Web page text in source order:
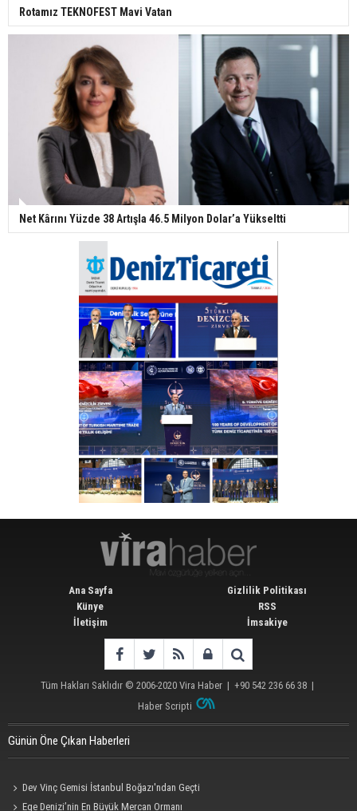
Rotamız TEKNOFEST Mavi Vatan
Net Kârını Yüzde 38 Artışla 46.5 Milyon Dolar’a Yükseltti
Ana Sayfa
Künye
İletişim
Gizlilik Politikası
RSS
İmsakiye
Tüm Hakları Saklıdır © 2006-2020 Vira Haber | +90 542 236 66 38 |
Haber Scripti
Günün Öne Çıkan Haberleri
Dev Vinç Gemisi İstanbul Boğazı'ndan Geçti
Ege Denizi’nin En Büyük Mercan Ormanı